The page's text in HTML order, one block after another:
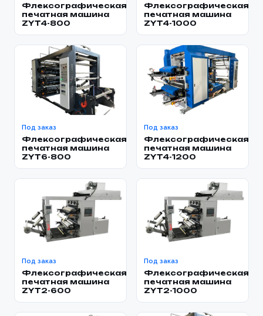
Флексографическая
печатная машина
ZYT4-800
Флексографическая
печатная машина
ZYT4-1000
Под заказ
Флексографическая
печатная машина
ZYT6-800
Под заказ
Флексографическая
печатная машина
ZYT4-1200
Под заказ
Флексографическая
печатная машина
ZYT2-600
Под заказ
Флексографическая
печатная машина
ZYT2-1000